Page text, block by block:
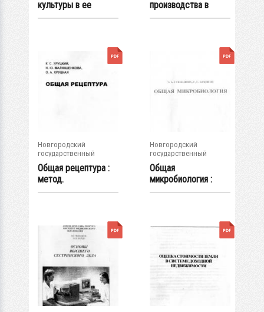
культуры в ее
историческом
производства в
скотоводстве и...
Новгородский
государственный
университет им. Яр....
Общая рецептура :
метод.
рекомендации
Новгородский
государственный
университет им. Яр....
Общая
микробиология :
метод.